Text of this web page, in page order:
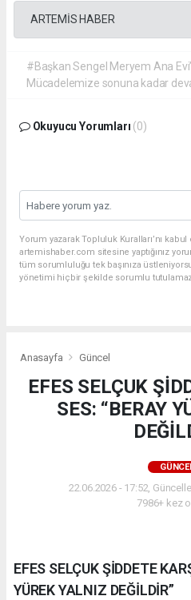
ARTEMİS HABER
#Başkan Sengel Meryem Ana
Mücadelemize sonuna kadar
Okuyucu Yorumları (0)
Yorum yazarak Topluluk Kuralları’nı
artemishaber.com sitesine yaptığınız
tüm sorumluluğu tek başınıza
yönetimi hiçbir şekilde sorumlu
Anasayfa Güncel
EFES SELÇUK
SES: “BERAY
22.06.2026 - 17:52,
7986+ kez
EFES SELÇUK ŞİDDETE
YÜREK YALNIZ DEĞİLDİR”